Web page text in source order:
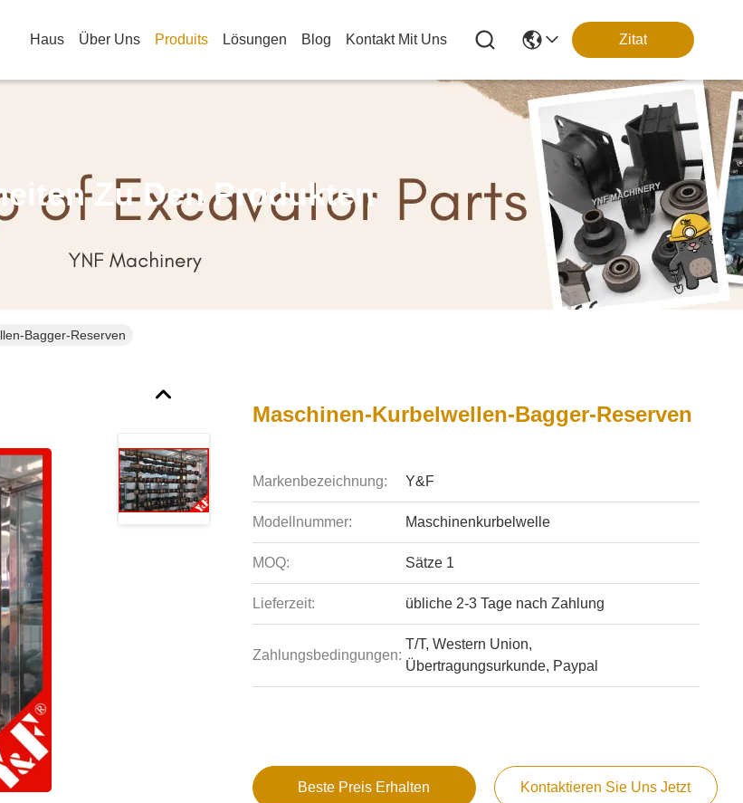
Haus Über Uns Produits Lösungen Blog Kontakt Mit Uns Zitat
Zu Den Produkten
Bagger-Reserven
Maschinen-Kurbelwellen-Bagger-Reserven
Markenbezeichnung: Y&F
Modellnummer: Maschinenkurbelwelle
MOQ: Sätze 1
Lieferzeit: übliche 2-3 Tage nach Zahlung
Zahlungsbedingungen:
T/T, Western Union,
Übertragungsurkunde, Paypal
Beste Preis Erhalten Kontaktieren Sie Uns Jetzt